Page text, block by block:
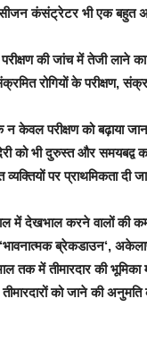
कंसंट्रेटर भी एक बहुत
की जांच में तेजी लाने का
रोगियों के परीक्षण,
न केवल परीक्षण को बढ़ाया
देरी को भी दुरुस्त और
व्यक्तियों पर प्राथमिकता
में देखभाल करने वालों की
‘भावनात्मक ब्रेकडाउन‘,
तक में तीमारदार की
को जाने की